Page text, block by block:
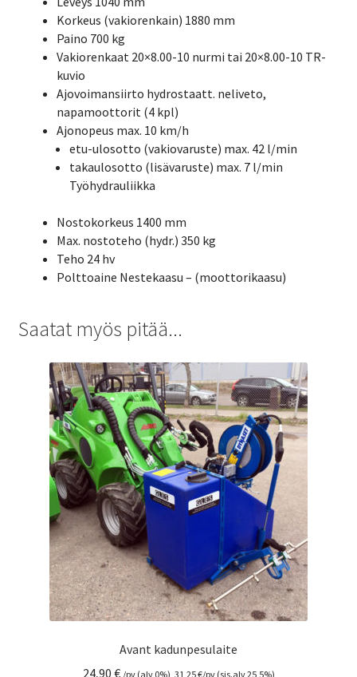
Korkeus (vakiorenkain) 1880 mm
Paino 700 kg
Vakiorenkaat 20×8.00-10 nurmi tai 20×8.00-10 TR-
kuvio
Ajovoimansiirto hydrostaatt. neliveto,
napamoottorit (4 kpl)
Ajonopeus max. 10 km/h
etu-ulosotto (vakiovaruste) max. 42 l/min
takaulosotto (lisävaruste) max. 7 l/min
Työhydrauliikka
Nostokorkeus 1400 mm
Max. nostoteho (hydr.) 350 kg
Teho 24 hv
Polttoaine Nestekaasu – (moottorikaasu)
Saatat myös pitää...
Avant kadunpesulaite
24,90 € /pv (alv 0%), 31,25€/pv (sis.alv 25,5%)